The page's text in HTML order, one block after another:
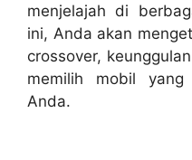
menjelajah di
ini, Anda akan
crossover,
memilih mobil
Anda.